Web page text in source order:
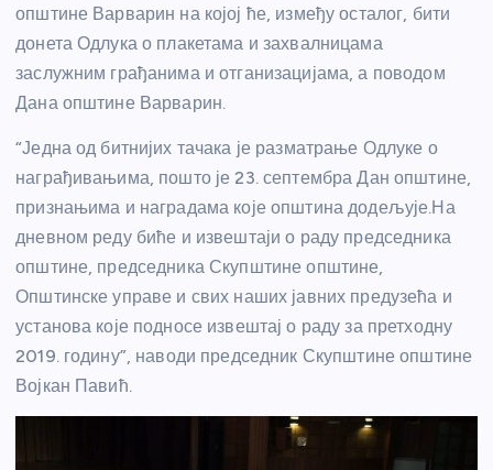
општине Варварин на којој ће, између осталог, бити
донета Одлука о плакетама и захвалницама
заслужним грађанима и отганизацијама, а поводом
Дана општине Варварин.
“Једна од битнијих тачака је разматрање Одлуке о
награђивањима, пошто је 23. септембра Дан општине,
признањима и наградама које општина додељује.На
дневном реду биће и извештаји о раду председника
општине, председника Скупштине општине,
Општинске управе и свих наших јавних предузећа и
установа које подносе извештај о раду за претходну
2019. годину”, наводи председник Скупштине општине
Војкан Павић.